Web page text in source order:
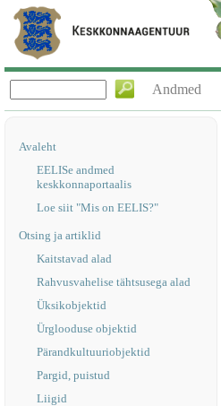
Andmed
Avaleht
EELISe andmed
keskkonnaportaalis
Loe siit "Mis on EELIS?"
Otsing ja artiklid
Kaitstavad alad
Rahvusvahelise tähtsusega alad
Üksikobjektid
Ürglooduse objektid
Pärandkultuuriobjektid
Pargid, puistud
Liigid